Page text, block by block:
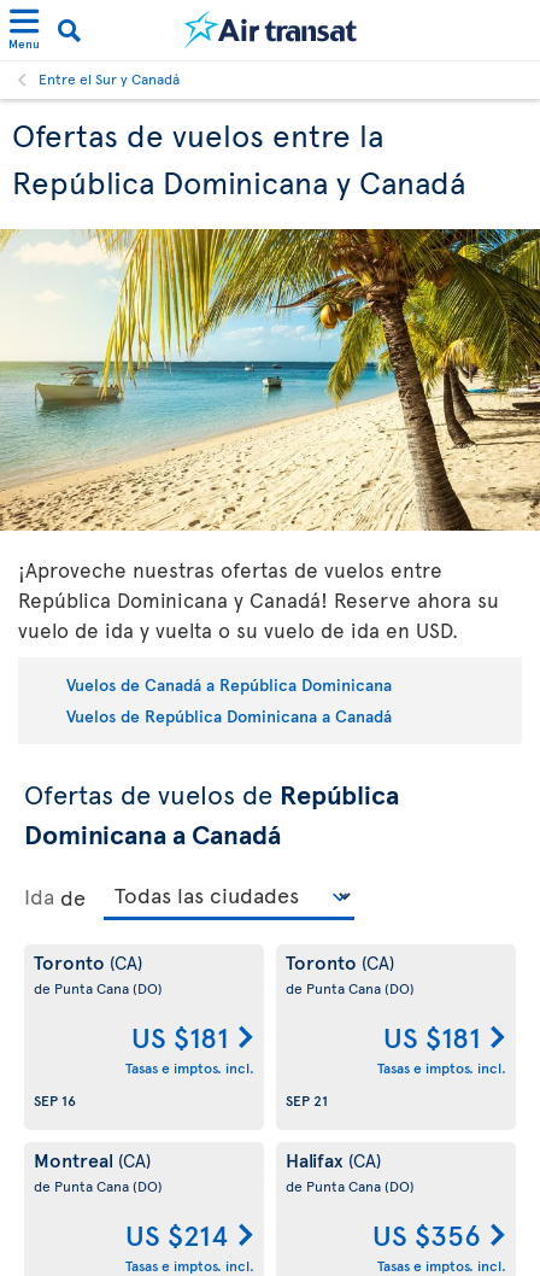
Menu
Entre el Sur y Canadá
Ofertas de vuelos entre la
República Dominicana y Canadá
¡Aproveche nuestras ofertas de vuelos entre
República Dominicana y Canadá! Reserve ahora su
vuelo de ida y vuelta o su vuelo de ida en USD.
Vuelos de Canadá a República Dominicana
Vuelos de República Dominicana a Canadá
Ofertas de vuelos de República
Dominicana a Canadá
Ida de
Toronto (CA)
de Punta Cana(DO)
US $181
Tasas e imptos. incl.
SEP 16
Toronto (CA)
de Punta Cana(DO)
US $181
Tasas e imptos. incl.
SEP 21
Montreal (CA)
de Punta Cana(DO)
US $214
Tasas e imptos. incl.
Halifax (CA)
de Punta Cana(DO)
US $356
Tasas e imptos. incl.